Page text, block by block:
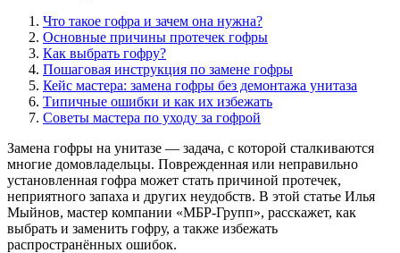
Что такое гофра и зачем она нужна?
Основные причины протечек гофры
Как выбрать гофру?
Пошаговая инструкция по замене гофры
Кейс мастера: замена гофры без демонтажа унитаза
Типичные ошибки и как их избежать
Советы мастера по уходу за гофрой
Замена гофры на унитазе — задача, с которой сталкиваются
многие домовладельцы. Поврежденная или неправильно
установленная гофра может стать причиной протечек,
неприятного запаха и других неудобств. В этой статье Илья
Мыйнов, мастер компании «МБР-Групп», расскажет, как
выбрать и заменить гофру, а также избежать
распространённых ошибок.